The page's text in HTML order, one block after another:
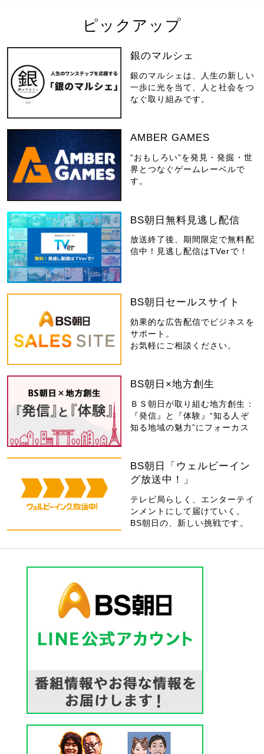
ピックアップ
銀のマルシェ
銀のマルシェは、人生の新しい
一歩に光を当て、人と社会をつ
なぐ取り組みです。
AMBER GAMES
“おもしろい”を発見・発掘・世
界とつなぐゲームレーベルで
す。
BS朝日無料見逃し配信
放送終了後、期間限定で無料配
信中！見逃し配信はTVerで！
BS朝日セールスサイト
効果的な広告配信でビジネスを
サポート。
お気軽にご相談ください。
BS朝日×地方創生
ＢＳ朝日が取り組む地方創生：
『発信』と『体験』“知る人ぞ
知る地域の魅力”にフォーカス
BS朝日「ウェルビーイン
グ放送中！」
テレビ局らしく、エンターテイ
ンメントにして届けていく。
BS朝日の、新しい挑戦です。